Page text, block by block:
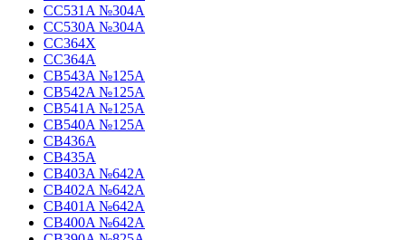
CC531A №304A
CC530A №304A
CC364X
CC364A
CB543A №125A
CB542A №125A
CB541A №125A
CB540A №125A
CB436A
CB435A
CB403A №642A
CB402A №642A
CB401A №642A
CB400A №642A